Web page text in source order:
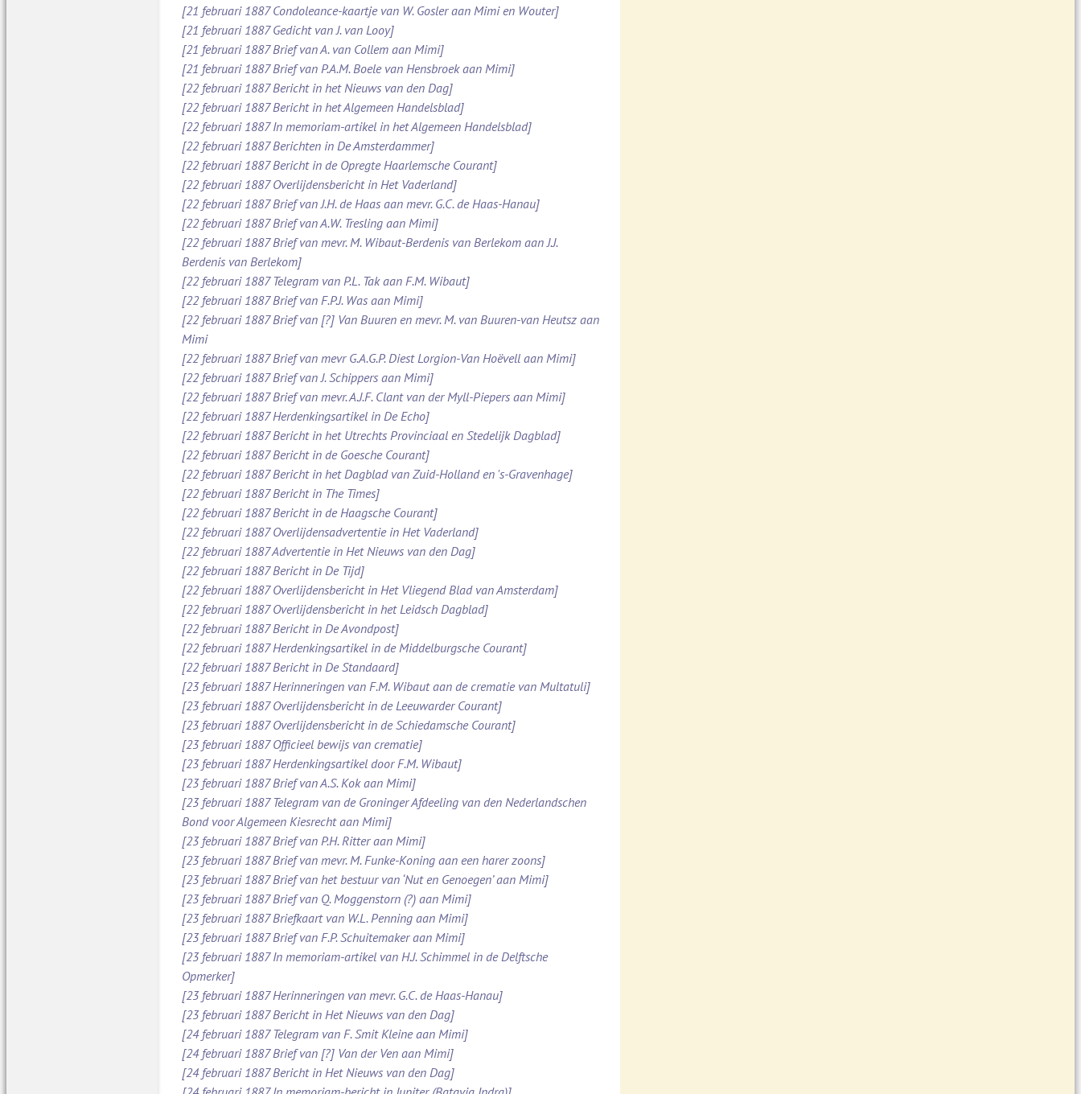
[21 februari 1887 Condoleance-kaartje van W. Gosler aan Mimi en Wouter]
[21 februari 1887 Gedicht van J. van Looy]
[21 februari 1887 Brief van A. van Collem aan Mimi]
[21 februari 1887 Brief van P.A.M. Boele van Hensbroek aan Mimi]
[22 februari 1887 Bericht in het Nieuws van den Dag]
[22 februari 1887 Bericht in het Algemeen Handelsblad]
[22 februari 1887 In memoriam-artikel in het Algemeen Handelsblad]
[22 februari 1887 Berichten in De Amsterdammer]
[22 februari 1887 Bericht in de Opregte Haarlemsche Courant]
[22 februari 1887 Overlijdensbericht in Het Vaderland]
[22 februari 1887 Brief van J.H. de Haas aan mevr. G.C. de Haas-Hanau]
[22 februari 1887 Brief van A.W. Tresling aan Mimi]
[22 februari 1887 Brief van mevr. M. Wibaut-Berdenis van Berlekom aan J.J.
Berdenis van Berlekom]
[22 februari 1887 Telegram van P.L. Tak aan F.M. Wibaut]
[22 februari 1887 Brief van F.P.J. Was aan Mimi]
[22 februari 1887 Brief van [?] Van Buuren en mevr. M. van Buuren-van Heutsz aan
Mimi
[22 februari 1887 Brief van mevr G.A.G.P. Diest Lorgion-Van Hoëvell aan Mimi]
[22 februari 1887 Brief van J. Schippers aan Mimi]
[22 februari 1887 Brief van mevr. A.J.F. Clant van der Myll-Piepers aan Mimi]
[22 februari 1887 Herdenkingsartikel in De Echo]
[22 februari 1887 Bericht in het Utrechts Provinciaal en Stedelijk Dagblad]
[22 februari 1887 Bericht in de Goesche Courant]
[22 februari 1887 Bericht in het Dagblad van Zuid-Holland en 's-Gravenhage]
[22 februari 1887 Bericht in The Times]
[22 februari 1887 Bericht in de Haagsche Courant]
[22 februari 1887 Overlijdensadvertentie in Het Vaderland]
[22 februari 1887 Advertentie in Het Nieuws van den Dag]
[22 februari 1887 Bericht in De Tijd]
[22 februari 1887 Overlijdensbericht in Het Vliegend Blad van Amsterdam]
[22 februari 1887 Overlijdensbericht in het Leidsch Dagblad]
[22 februari 1887 Bericht in De Avondpost]
[22 februari 1887 Herdenkingsartikel in de Middelburgsche Courant]
[22 februari 1887 Bericht in De Standaard]
[23 februari 1887 Herinneringen van F.M. Wibaut aan de crematie van Multatuli]
[23 februari 1887 Overlijdensbericht in de Leeuwarder Courant]
[23 februari 1887 Overlijdensbericht in de Schiedamsche Courant]
[23 februari 1887 Officieel bewijs van crematie]
[23 februari 1887 Herdenkingsartikel door F.M. Wibaut]
[23 februari 1887 Brief van A.S. Kok aan Mimi]
[23 februari 1887 Telegram van de Groninger Afdeeling van den Nederlandschen
Bond voor Algemeen Kiesrecht aan Mimi]
[23 februari 1887 Brief van P.H. Ritter aan Mimi]
[23 februari 1887 Brief van mevr. M. Funke-Koning aan een harer zoons]
[23 februari 1887 Brief van het bestuur van ‘Nut en Genoegen’ aan Mimi]
[23 februari 1887 Brief van Q. Moggenstorn (?) aan Mimi]
[23 februari 1887 Briefkaart van W.L. Penning aan Mimi]
[23 februari 1887 Brief van F.P. Schuitemaker aan Mimi]
[23 februari 1887 In memoriam-artikel van H.J. Schimmel in de Delftsche
Opmerker]
[23 februari 1887 Herinneringen van mevr. G.C. de Haas-Hanau]
[23 februari 1887 Bericht in Het Nieuws van den Dag]
[24 februari 1887 Telegram van F. Smit Kleine aan Mimi]
[24 februari 1887 Brief van [?] Van der Ven aan Mimi]
[24 februari 1887 Bericht in Het Nieuws van den Dag]